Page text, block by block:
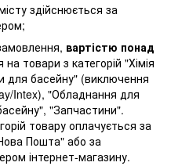
здійснюється за
вартістю понад
товари з категорій "Хімія
для басейну" (виключення
Intex), "Обладнання для
"Запчастини".
товару оплачується за
Пошта" або за
інтернет-магазину.